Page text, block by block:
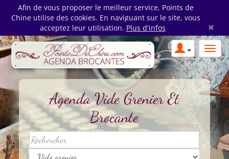
Afin de vous proposer le meilleur service, Points de
Chine utilise des cookies. En naviguant sur le site, vous
acceptez leur utilisation. Plus d'infos ×
Agenda Vide Grenier Et
Brocante